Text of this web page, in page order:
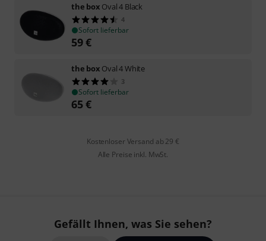
the box Oval 4 Black
4
Sofort lieferbar
59€
the box Oval 4 White
3
Sofort lieferbar
65€
Kostenloser Versand ab 29 €
Alle Preise inkl. MwSt.
Gefällt Ihnen, was Sie sehen?